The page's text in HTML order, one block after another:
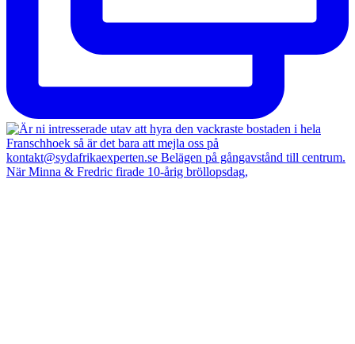
När Minna & Fredric firade 10-årig bröllopsdag,